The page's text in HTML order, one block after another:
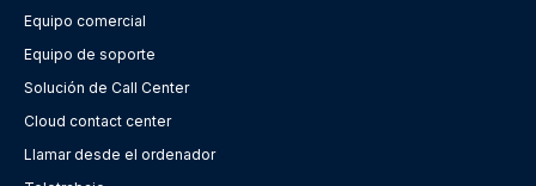
Equipo comercial
Equipo de soporte
Solución de Call Center
Cloud contact center
Llamar desde el ordenador